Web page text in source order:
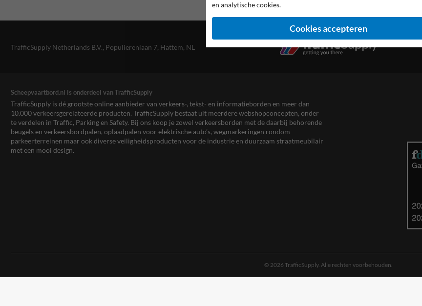
TrafficSupply Netherlands B.V., Populierenlaan 7, Hattem, NL
Scheepvaartbord.nl is onderdeel van TrafficSupply
TrafficSupply is dé grootste online aanbieder van verkeers-, tekst- en informatieborden en meer dan
10.000 verkeersgerelateerde producten. TrafficSupply bestaat uit meerdere webshopconcepten, onder
te verdelen in Traffic, Parking en Safety. Bij ons koop je zowel verkeersborden met de daarbij behorende
beugels en verkeersbordpalen, oplaadpalen voor elektrische auto’s, wegmarkeringen rondom
parkeerterreinen maar ook diverse veiligheidsproducten voor de industrie en duurzaam straatmeubilair
met een mooi design.
© 2026 TrafficSupply. Alle rechten voorbehouden.
en analytische cookies.
Cookies accepteren